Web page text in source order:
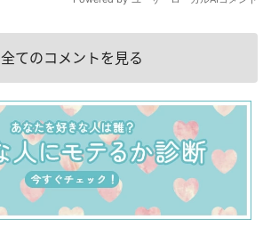
全てのコメントを見る